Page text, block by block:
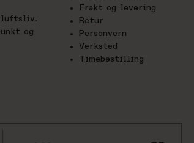
og
Frakt og levering
Retur
Personvern
Verksted
Timebestilling